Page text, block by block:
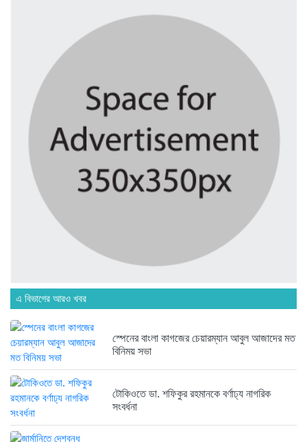
মাদরাসাকে অবহেলা করা শুরু মুজিব...
বাংলাদেশে এসে মার্কিন দূতের ভারতের...
অনেক পরিবার এখনো তাঁদের স্বজন...
৪ দিন আগে
ব্রিকলেইন জামে মসজিদ প্রতিষ্ঠার ৫০...
রাজনৈতিক লড়াইয়ে জিততে হলে সাংস্কৃতিক...
১ সপ্তাহ আগে
এ বিভাগের আরও খবর
স্পেনের বাংলা কাগজের চেয়ারম্যান আবুল আজাদের মত
বিনিময় সভা
টোকিওতে ডা. শফিকুর রহমানকে বর্ণাঢ্য নাগরিক
সংবর্ধনা